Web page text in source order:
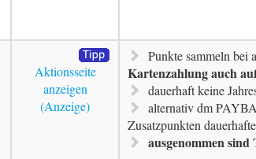
Aktionsseite
anzeigen
Punkte sammeln bei
Kartenzahlung auch
dauerhaft keine
alternativ dm
Zusatzpunkten
ausgenommen sind